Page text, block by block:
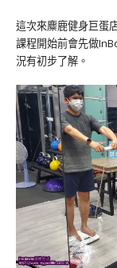
這次來麋鹿健身巨蛋
課程開始前會先做
況有初步了解。